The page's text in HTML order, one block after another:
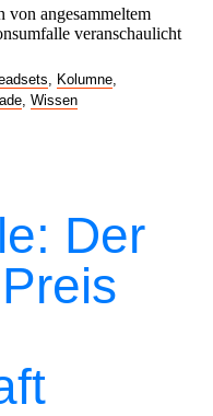
Kolumne
Wissen
Der